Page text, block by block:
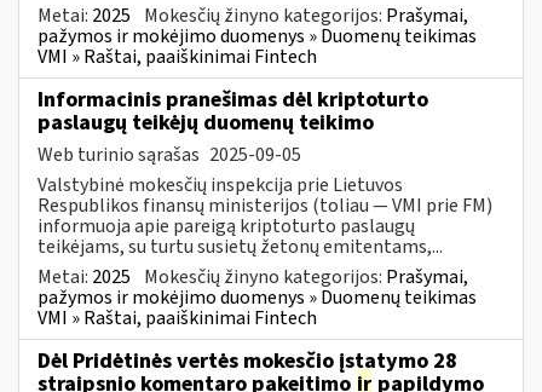
Metai: 2025 Mokesčių žinyno kategorijos: Prašymai,
pažymos ir mokėjimo duomenys » Duomenų teikimas
VMI » Raštai, paaiškinimai Fintech
Informacinis pranešimas dėl kriptoturto
paslaugų teikėjų duomenų teikimo
Web turinio sąrašas 2025-09-05
Valstybinė mokesčių inspekcija prie Lietuvos
Respublikos finansų ministerijos (toliau — VMI prie FM)
informuoja apie pareigą kriptoturto paslaugų
teikėjams, su turtu susietų žetonų emitentams,...
Metai: 2025 Mokesčių žinyno kategorijos: Prašymai,
pažymos ir mokėjimo duomenys » Duomenų teikimas
VMI » Raštai, paaiškinimai Fintech
Dėl Pridėtinės vertės mokesčio įstatymo 28
straipsnio komentaro pakeitimo ir papildymo